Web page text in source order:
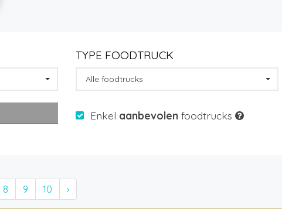
TYPE FOODTRUCK
Alle foodtrucks
Enkel aanbevolen foodtrucks
8 9 10 ›